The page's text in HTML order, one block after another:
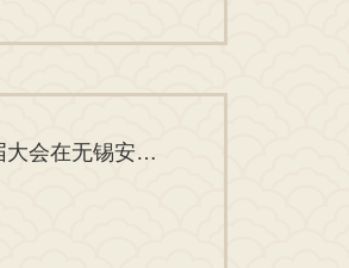
凝心聚力启新程｜无锡市健康管理学会健康教育与促进管理专委会换届大会在无锡安国医院顺利召开